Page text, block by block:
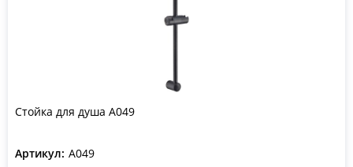
Стойка для душа A049
Артикул: A049